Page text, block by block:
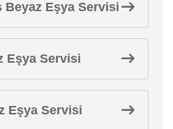
Beyaz Eşya Servisi
Eşya Servisi
Eşya Servisi